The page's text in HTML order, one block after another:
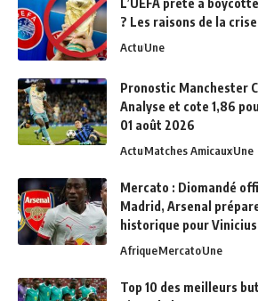
? Les raisons de la
ActuUne
Pronostic Manchester
Analyse et cote 1,86
01 août 2026
ActuMatches AmicauxUne
Mercato : Diomandé
Madrid, Arsenal
historique pour Vinicius
AfriqueMercatoUne
Top 10 des meilleurs